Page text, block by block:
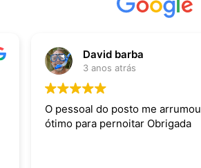
um cantinho
Handmade
Os profissionais
completamente os
Compostagem,
Energia Solar